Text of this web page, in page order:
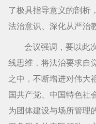
了极具指导意义的剖析
法治意识、深化从严治
会议强调，要以此
线思维，将法治要求自
之中，不断增进对伟大
国共产党、中国特色社
为团体建设与场所管理